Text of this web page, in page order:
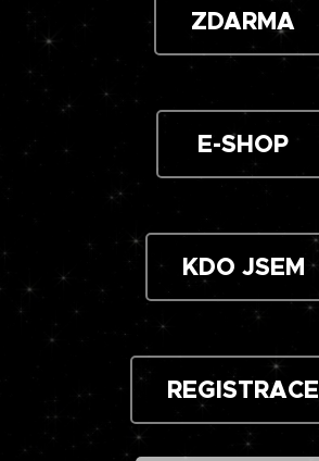
ZDARMA
E-SHOP
KDO JSEM
REGISTRACE